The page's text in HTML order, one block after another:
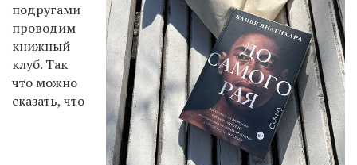
подругами
проводим
книжный
клуб. Так
что можно
сказать, что